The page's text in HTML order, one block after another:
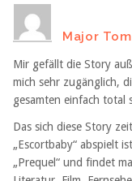
Major Tom
Mir gefällt die Story
mich sehr zugänglich,
gesamten einfach total
Das sich diese Story
„Escortbaby“ abspielt
„Prequel“ und findet